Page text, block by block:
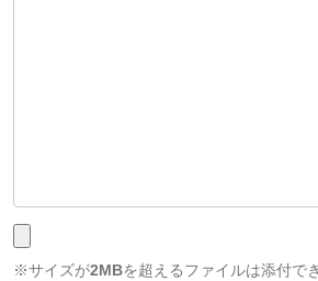
※サイズが2MBを超えるファイルは添付で